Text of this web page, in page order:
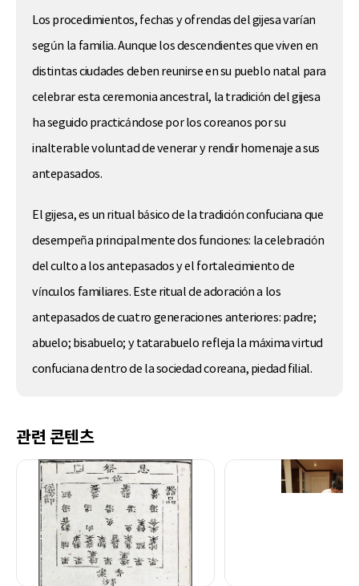
Los procedimientos, fechas y ofrendas del gijesa varían
según la familia. Aunque los descendientes que viven en
distintas ciudades deben reunirse en su pueblo natal para
celebrar esta ceremonia ancestral, la tradición del gijesa
ha seguido practicándose por los coreanos por su
inalterable voluntad de venerar y rendir homenaje a sus
antepasados.
El gijesa, es un ritual básico de la tradición confuciana que
desempeña principalmente dos funciones: la celebración
del culto a los antepasados y el fortalecimiento de
vínculos familiares. Este ritual de adoración a los
antepasados de cuatro generaciones anteriores: padre;
abuelo; bisabuelo; y tatarabuelo refleja la máxima virtud
confuciana dentro de la sociedad coreana, piedad filial.
관련 콘텐츠